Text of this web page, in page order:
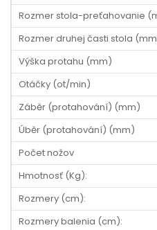
Rozmer stola-preťahovanie
Rozmer druhej časti stola
Výška protahu (mm)
Otáčky (ot/min)
Záběr (protahování) (mm)
Úběr (protahování) (mm)
Počet nožov
Hmotnosť (Kg):
Rozmery (cm):
Rozmery balenia (cm):